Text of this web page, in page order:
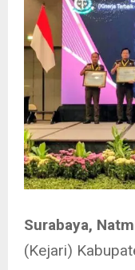
Surabaya,
(Kejari)